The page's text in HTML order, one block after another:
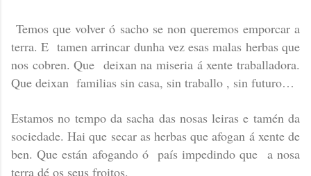
Temos que volver ó sacho se non queremos emporcar a
terra. E tamen arrincar dunha vez esas malas herbas que
nos cobren. Que deixan na miseria á xente traballadora.
Que deixan familias sin casa, sin traballo , sin futuro…
Estamos no tempo da sacha das nosas leiras e tamén da
sociedade. Hai que secar as herbas que afogan á xente de
ben. Que están afogando ó país impedindo que a nosa
terra dé os seus froitos.